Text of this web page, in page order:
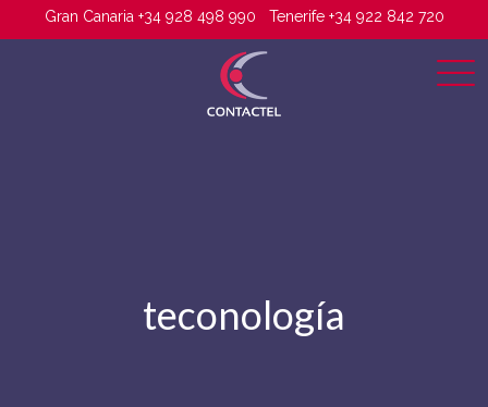
Gran Canaria +34 928 498 990 Tenerife +34 922 842 720
teconología